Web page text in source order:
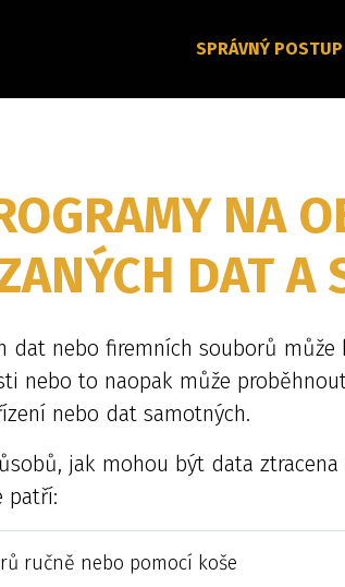
SPRÁVNÝ
NA
DAT A
dat nebo firemních souborů může
nebo to naopak může
nebo dat samotných.
jak mohou být data ztracena
patří:
ručně nebo pomocí koše